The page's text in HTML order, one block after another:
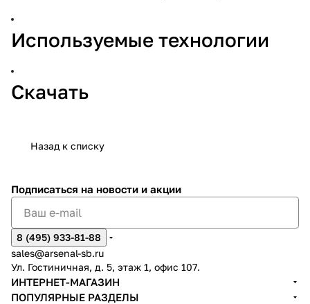
Используемые технологии
Скачать
Назад к списку
Подписаться на новости и акции
8 (495) 933-81-88
sales@arsenal-sb.ru
Ул. Гостиничная, д. 5, этаж 1, офис 107.
ИНТЕРНЕТ-МАГАЗИН
ПОПУЛЯРНЫЕ РАЗДЕЛЫ